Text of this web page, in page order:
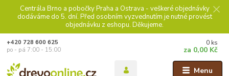
Centrála Brno a pobočky Praha a Ostrava - veškeré objednávky
dodáváme do 5. dní. Před osobním vyzvednutím je nutné provést
objednávku z eshopu. Děkujeme.
Menu
+420 728 600 625
po - pá 7:00 - 15:00
0 ks
za 0,00 Kč